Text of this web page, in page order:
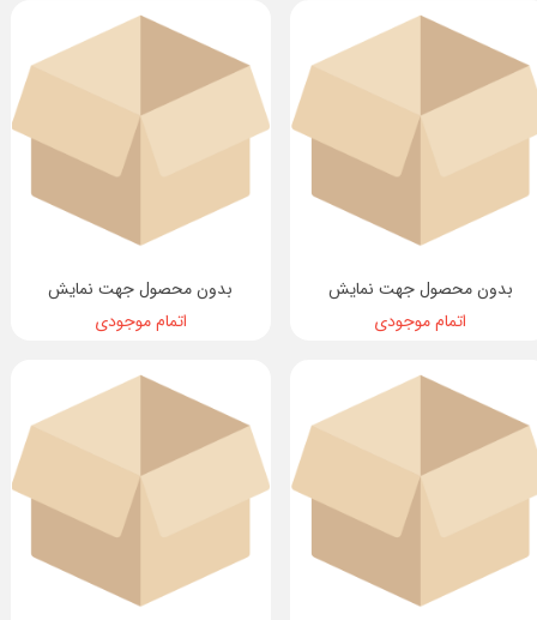
بدون محصول جهت نمایش
اتمام موجودی
بدون محصول جهت نمایش
اتمام موجودی